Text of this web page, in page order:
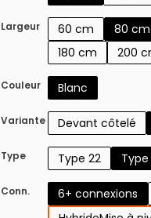
Largeur 60 cm 80 cm
180 cm
200
Couleur Blanc
Variante Devant côtelé
Type Type 22 Type
Conn. 6+ connexions